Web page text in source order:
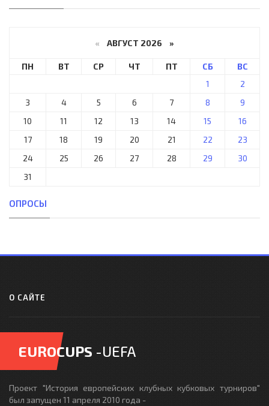
« АВГУСТ 2026 »
ПН ВТ СР ЧТ ПТ СБ
ВС
1
2
3
4 5 6 7 8
9
10
11 12 13 14 15
16
17
18 19 20 21 22
23
24
25 26 27 28 29
30
31
ОПРОСЫ
О САЙТЕ
EUROCUPS -UEFA
Проект "История европейских клубных кубковых турниров"
был запущен 11 апреля 2010 года -